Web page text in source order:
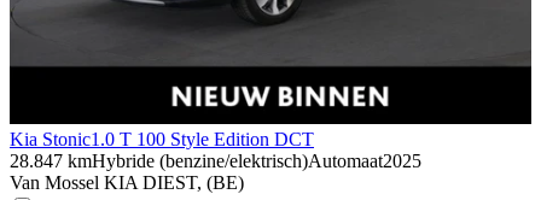
Kia Stonic1.0 T 100 Style Edition DCT
28.847 kmHybride (benzine/elektrisch)Automaat2025
Van Mossel KIA DIEST, (BE)